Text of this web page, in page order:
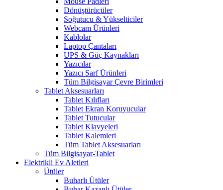
Dönüştürücüler
Soğutucu & Yükselticiler
Webcam Ürünleri
Kablolar
Laptop Çantaları
UPS & Güç Kaynakları
Yazıcılar
Yazıcı Sarf Ürünleri
Tüm Bilgisayar Çevre Birimleri
Tablet Aksesuarları
Tablet Kılıfları
Tablet Ekran Koruyucular
Tablet Tutucular
Tablet Klavyeleri
Tablet Kalemleri
Tüm Tablet Aksesuarları
Tüm Bilgisayar-Tablet
Elektrikli Ev Aletleri
Ütüler
Buharlı Ütüler